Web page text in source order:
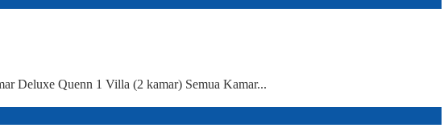
Deluxe Quenn 1 Villa (2 kamar) Semua Kamar...